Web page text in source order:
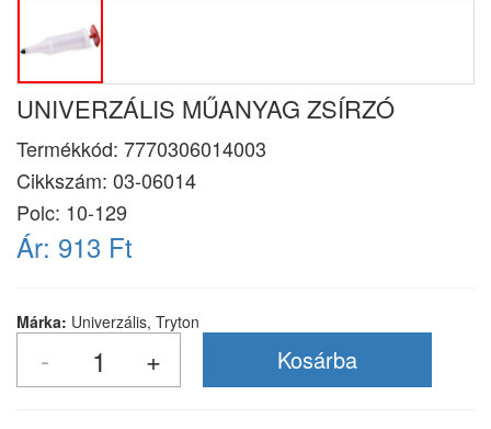
UNIVERZÁLIS MŰANYAG ZSÍRZÓ
Termékkód: 7770306014003
Cikkszám: 03-06014
Polc: 10-129
Ár: 913 Ft
Márka: Univerzális, Tryton